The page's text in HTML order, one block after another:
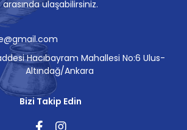
arasında ulaşabilirsiniz.
Hacıbayram Mahallesi No:6 Ulus-
Altındağ/Ankara
Bizi Takip Edin